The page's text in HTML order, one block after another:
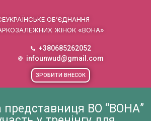
ОБ’ЄДНАННЯ
ЖІНОК «ВОНА»
+380685262052
infounwud@gmail.com
ЗРОБИТИ ВНЕСОК
представниця ВО “ВОНА”